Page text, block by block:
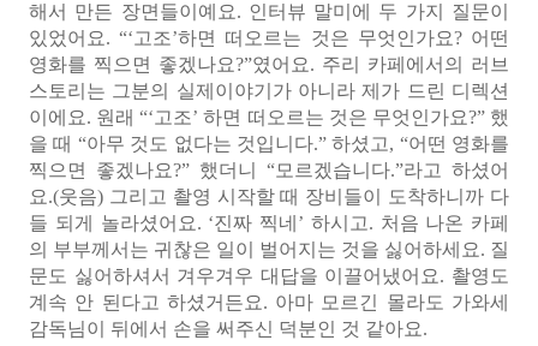
해서 만든 장면들이예요. 인터뷰 말미에 두 가지 질문이
있었어요. “‘고조’하면 떠오르는 것은 무엇인가요? 어떤
영화를 찍으면 좋겠나요?”였어요. 주리 카페에서의 러브
스토리는 그분의 실제이야기가 아니라 제가 드린 디렉션
이에요. 원래 “‘고조’ 하면 떠오르는 것은 무엇인가요?” 했
을 때 “아무 것도 없다는 것입니다.” 하셨고, “어떤 영화를
찍으면 좋겠나요?” 했더니 “모르겠습니다.”라고 하셨어
요.(웃음) 그리고 촬영 시작할 때 장비들이 도착하니까 다
들 되게 놀라셨어요. ‘진짜 찍네’ 하시고. 처음 나온 카페
의 부부께서는 귀찮은 일이 벌어지는 것을 싫어하세요. 질
문도 싫어하셔서 겨우겨우 대답을 이끌어냈어요. 촬영도
계속 안 된다고 하셨거든요. 아마 모르긴 몰라도 가와세
감독님이 뒤에서 손을 써주신 덕분인 것 같아요.